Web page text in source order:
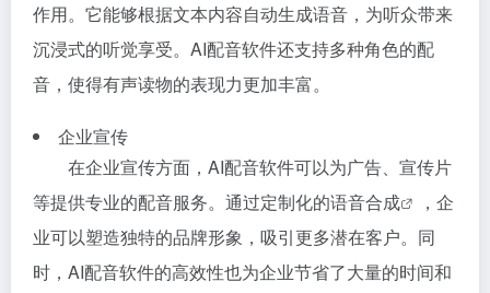
作用。它能够根据文本内容自动生成语音，为听众带来
沉浸式的听觉享受。AI配音软件还支持多种角色的配
音，使得有声读物的表现力更加丰富。
企业宣传
在企业宣传方面，AI配音软件可以为广告、宣传片
等提供专业的配音服务。通过定制化的语音合成
，企
业可以塑造独特的品牌形象，吸引更多潜在客户。同
时，AI配音软件的高效性也为企业节省了大量的时间和